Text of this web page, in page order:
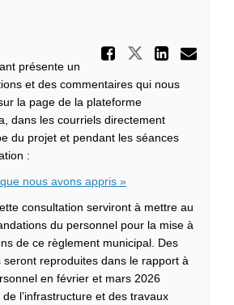
Partager
présente un
et des commentaires qui nous
la page de la plateforme
dans les courriels directement
du projet et pendant les séances
:
nous avons appris »
consultation serviront à mettre au
du personnel pour la mise à
de ce règlement municipal. Des
seront reproduites dans le rapport à
en février et mars 2026
l’infrastructure et des travaux